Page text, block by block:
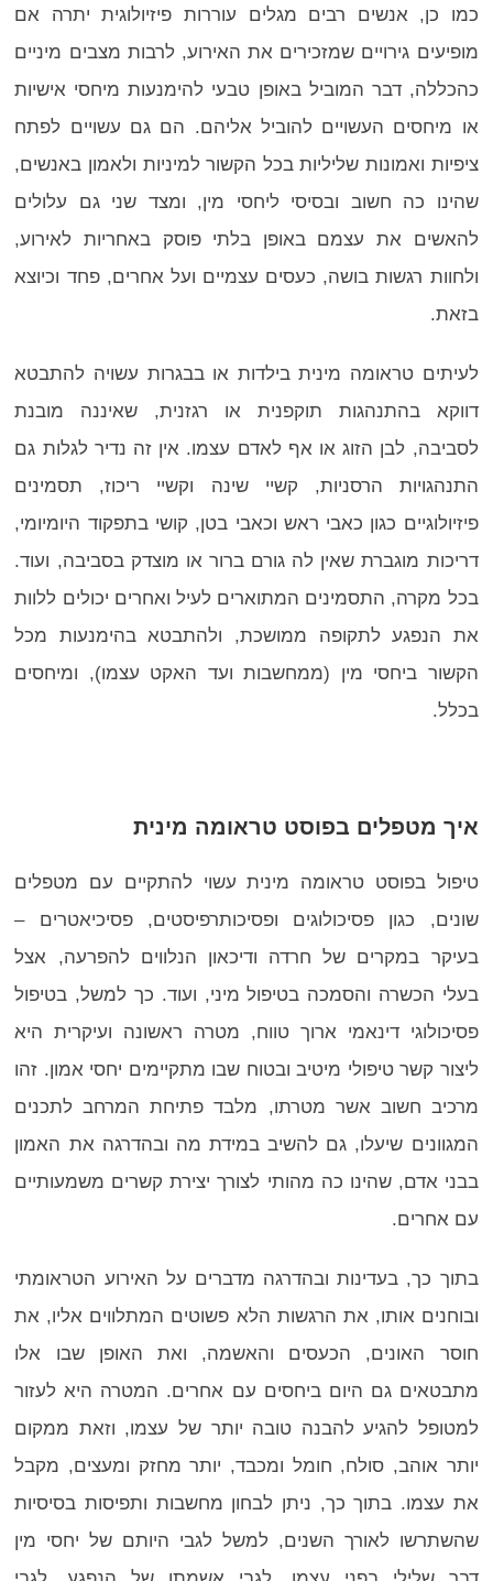
כמו כן, אנשים רבים מגלים עוררות פיזיולוגית יתרה אם
מופיעים גירויים שמזכירים את האירוע, לרבות מצבים מיניים
כהכללה, דבר המוביל באופן טבעי להימנעות מיחסי אישיות
או מיחסים העשויים להוביל אליהם. הם גם עשויים לפתח
ציפיות ואמונות שליליות בכל הקשור למיניות ולאמון באנשים,
שהינו כה חשוב ובסיסי ליחסי מין, ומצד שני גם עלולים
להאשים את עצמם באופן בלתי פוסק באחריות לאירוע,
ולחוות רגשות בושה, כעסים עצמיים ועל אחרים, פחד וכיוצא
בזאת.
לעיתיםטראומה מינית בילדות או בבגרות עשויה להתבטא
דווקא בהתנהגות תוקפנית או רגזנית, שאיננה מובנת
לסביבה, לבן הזוג או אף לאדם עצמו. אין זה נדיר לגלות גם
התנהגויות הרסניות, קשיי שינה וקשיי ריכוז, תסמינים
פיזיולוגיים כגון כאבי ראש וכאבי בטן, קושי בתפקוד היומיומי,
דריכות מוגברת שאין לה גורם ברור או מוצדק בסביבה, ועוד.
בכל מקרה, התסמינים המתוארים לעיל ואחרים יכולים ללוות
את הנפגע לתקופה ממושכת, ולהתבטא בהימנעות מכל
הקשור ביחסי מין (ממחשבות ועד האקט עצמו), ומיחסים
בכלל.
איך מטפלים בפוסט טראומה מינית
טיפול בפוסט טראומה מיניתעשוי להתקיים עם מטפלים
שונים, כגון פסיכולוגים ופסיכותרפיסטים, פסיכיאטרים –
בעיקר במקרים של חרדה ודיכאון הנלווים להפרעה, אצל
בעלי הכשרה והסמכה בטיפול מיני, ועוד. כך למשל, בטיפול
פסיכולוגי דינאמי ארוך טווח, מטרה ראשונה ועיקרית היא
ליצור קשר טיפולי מיטיב ובטוח שבו מתקיימים יחסי אמון. זהו
מרכיב חשוב אשר מטרתו, מלבד פתיחת המרחב לתכנים
המגוונים שיעלו, גם להשיב במידת מה ובהדרגה את האמון
בבני אדם, שהינו כה מהותי לצורך יצירת קשרים משמעותיים
עם אחרים.
בתוך כך, בעדינות ובהדרגה מדברים על האירוע הטראומתי
ובוחנים אותו, את הרגשות הלא פשוטים המתלווים אליו, את
חוסר האונים, הכעסים והאשמה, ואת האופן שבו אלו
מתבטאים גם היום ביחסים עם אחרים. המטרה היא לעזור
למטופל להגיע להבנה טובה יותר של עצמו, וזאת ממקום
יותר אוהב, סולח, חומל ומכבד, יותר מחזק ומעצים, מקבל
את עצמו. בתוך כך, ניתן לבחון מחשבות ותפיסות בסיסיות
שהשתרשו לאורך השנים, למשל לגבי היותם של יחסי מין